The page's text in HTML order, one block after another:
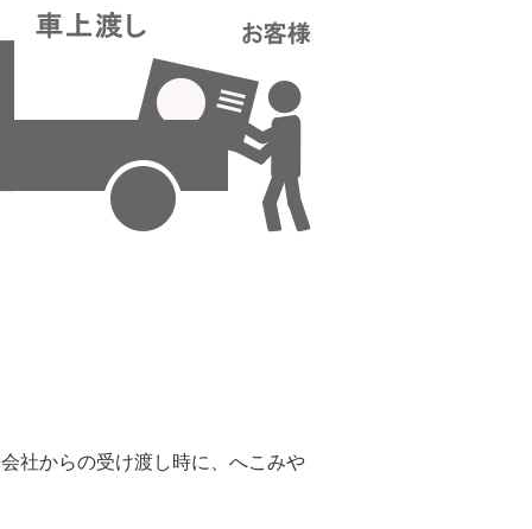
社からの受け渡し時に、へこみや